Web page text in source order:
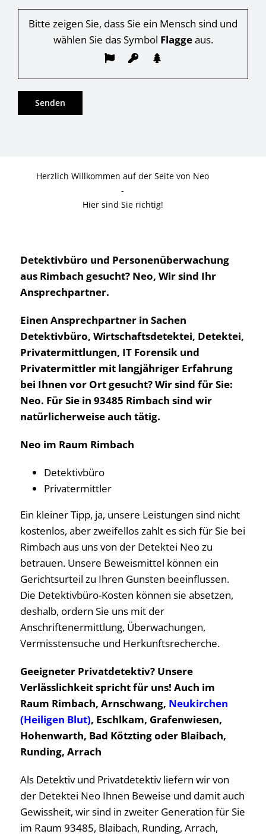
Bitte zeigen Sie, dass Sie ein Mensch sind und
wählen Sie das Symbol Flaggeaus.
Herzlich Willkommen auf der Seite von Neo
-
Hier sind Sie richtig!
Detektivbüro und Personenüberwachung
aus Rimbach gesucht? Neo, Wir sind Ihr
Ansprechpartner.
Einen Ansprechpartner in Sachen
Detektivbüro, Wirtschaftsdetektei, Detektei,
Privatermittlungen, IT Forensik und
Privatermittler mit langjähriger Erfahrung
bei Ihnen vor Ort gesucht? Wir sind für Sie:
Neo. Für Sie in 93485 Rimbach sind wir
natürlicherweise auch tätig.
Neo im Raum Rimbach
Detektivbüro
Privatermittler
Ein kleiner Tipp, ja, unsere Leistungen sind nicht
kostenlos, aber zweifellos zahlt es sich für Sie bei
Rimbach aus uns von der Detektei Neo zu
betrauen. Unsere Beweismittel können ein
Gerichtsurteil zu Ihren Gunsten beeinflussen.
Die Detektivbüro-Kosten können sie absetzen,
deshalb, ordern Sie uns mit der
Anschriftenermittlung, Überwachungen,
Vermisstensuche und Herkunftsrecherche.
Geeigneter Privatdetektiv? Unsere
Verlässlichkeit spricht für uns! Auch im
Raum Rimbach, Arnschwang, Neukirchen
(Heiligen Blut), Eschlkam, Grafenwiesen,
Hohenwarth, Bad Kötzting oder Blaibach,
Runding, Arrach
Als Detektiv und Privatdetektiv liefern wir von
der Detektei Neo Ihnen Beweise und damit auch
Gewissheit, wir sind in zweiter Generation für Sie
im Raum 93485, Blaibach, Runding, Arrach,